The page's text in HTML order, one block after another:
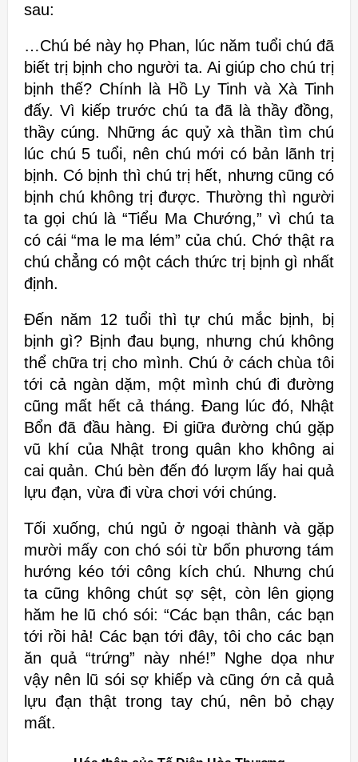
sau:
…Chú bé này họ Phan, lúc năm tuổi chú đã
biết trị bịnh cho người ta. Ai giúp cho chú trị
bịnh thế? Chính là Hồ Ly Tinh và Xà Tinh
đấy. Vì kiếp trước chú ta đã là thầy đồng,
thầy cúng. Những ác quỷ xà thần tìm chú
lúc chú 5 tuổi, nên chú mới có bản lãnh trị
bịnh. Có bịnh thì chú trị hết, nhưng cũng có
bịnh chú không trị được. Thường thì người
ta gọi chú là “Tiểu Ma Chướng,” vì chú ta
có cái “ma le ma lém” của chú. Chớ thật ra
chú chẳng có một cách thức trị bịnh gì nhất
định.
Đến năm 12 tuổi thì tự chú mắc bịnh, bị
bịnh gì? Bịnh đau bụng, nhưng chú không
thể chữa trị cho mình. Chú ở cách chùa tôi
tới cả ngàn dặm, một mình chú đi đường
cũng mất hết cả tháng. Đang lúc đó, Nhật
Bổn đã đầu hàng. Đi giữa đường chú gặp
vũ khí của Nhật trong quân kho không ai
cai quản. Chú bèn đến đó lượm lấy hai quả
lựu đạn, vừa đi vừa chơi với chúng.
Tối xuống, chú ngủ ở ngoại thành và gặp
mười mấy con chó sói từ bốn phương tám
hướng kéo tới công kích chú. Nhưng chú
ta cũng không chút sợ sệt, còn lên giọng
hăm he lũ chó sói: “Các bạn thân, các bạn
tới rồi hả! Các bạn tới đây, tôi cho các bạn
ăn quả “trứng” này nhé!” Nghe dọa như
vậy nên lũ sói sợ khiếp và cũng ớn cả quả
lựu đạn thật trong tay chú, nên bỏ chạy
mất.